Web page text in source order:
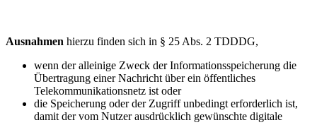
Ausnahmen hierzu finden sich in § 25 Abs. 2 TDDDG,
wenn der alleinige Zweck der Informationsspeicherung die
Übertragung einer Nachricht über ein öffentliches
Telekommunikationsnetz ist oder
die Speicherung oder der Zugriff unbedingt erforderlich ist,
damit der vom Nutzer ausdrücklich gewünschte digitale